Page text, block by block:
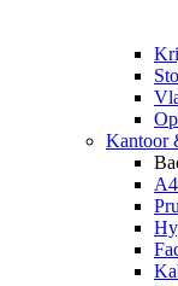
Kantoor